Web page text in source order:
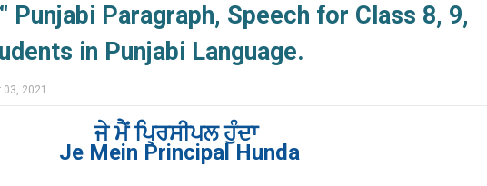
Punjabi Paragraph, Speech for Class 8, 9,
in Punjabi Language.
2021
ਜੇ ਮੈਂ ਪ੍ਰਿਸੀਪਲ ਹੁੰਦਾ
Je Mein Principal Hunda